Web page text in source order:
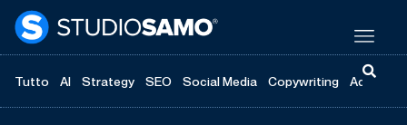
Tutto AI Strategy SEO Social Media Copywriting